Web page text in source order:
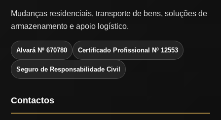
Mudanças residenciais, transporte de bens, soluções de
armazenamento e apoio logístico.
Alvará Nº 670780 Certificado Profissional Nº 12553
Seguro de Responsabilidade Civil
Contactos